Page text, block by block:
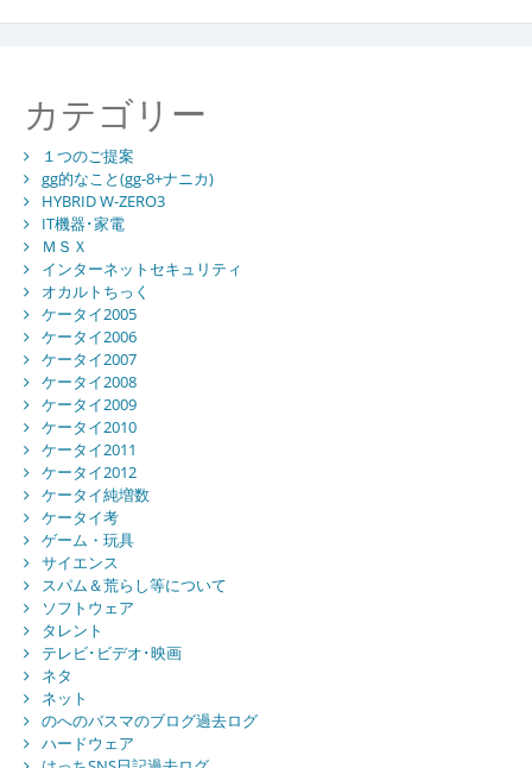
カテゴリー
１つのご提案
gg的なこと(gg-8+ナニカ)
HYBRID W-ZERO3
IT機器･家電
ＭＳＸ
インターネットセキュリティ
オカルトちっく
ケータイ2005
ケータイ2006
ケータイ2007
ケータイ2008
ケータイ2009
ケータイ2010
ケータイ2011
ケータイ2012
ケータイ純増数
ケータイ考
ゲーム・玩具
サイエンス
スパム＆荒らし等について
ソフトウェア
タレント
テレビ･ビデオ･映画
ネタ
ネット
のへのバスマのブログ過去ログ
ハードウェア